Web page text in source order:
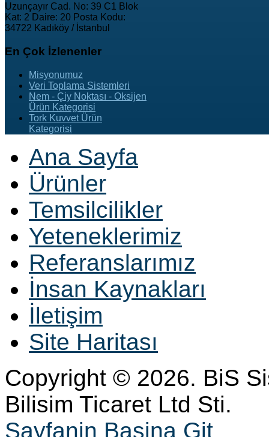
Uzunçayır Cad. No: 39 C1 Blok
Kat: 2 Daire: 20 Posta Kodu:
34722 Kadıköy / İstanbul
En Çok İzlenenler
Misyonumuz
Veri Toplama Sistemleri
Nem - Çiy Noktası - Oksijen
Ürün Kategorisi
Tork Kuvvet Ürün
Kategorisi
Ana Sayfa
Ürünler
Temsilcilikler
Yeteneklerimiz
Referanslarımız
İnsan Kaynakları
İletişim
Site Haritası
Copyright © 2026. BiS
Bilisim Ticaret Ltd Sti.
Sayfanin Basina Git